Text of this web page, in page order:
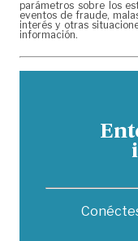
parámetros sobre los
eventos de fraude,
interés y otras
información.